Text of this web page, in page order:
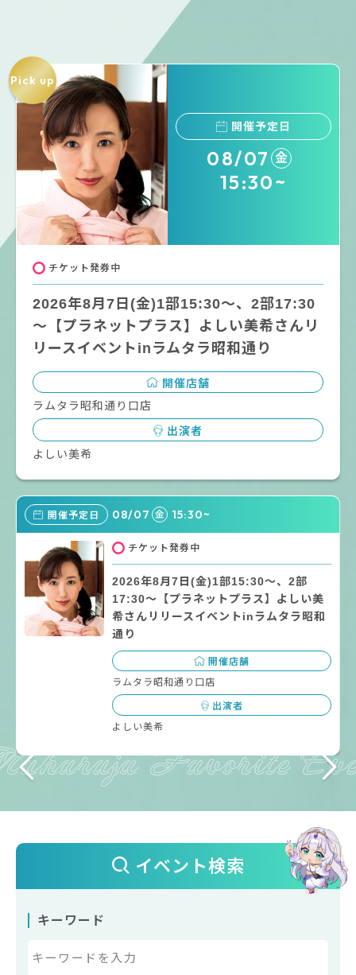
Pick up
開催予定日
08/07 金
15:30~
チケット発券中
2026年8月7日(金)1部15:30～、2部17:30
～【プラネットプラス】よしい美希さんリ
リースイベントinラムタラ昭和通り
開催店舗
ラムタラ昭和通り口店
出演者
よしい美希
開催予定日 08/07 金 15:30~
チケット発券中
2026年8月7日(金)1部15:30～、2部
17:30～【プラネットプラス】よしい美
希さんリリースイベントinラムタラ昭和
通り
開催店舗
ラムタラ昭和通り口店
出演者
よしい美希
イベント検索
キーワード